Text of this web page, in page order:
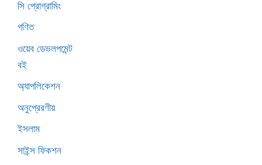
সি প্রোগ্রামিং
গণিত
ওয়েব ডেভলপমেন্ট
বই
অ্যাপলিকেশন
অনুপ্রেরণীয়
ইসলাম
সাইন্স ফিকশন